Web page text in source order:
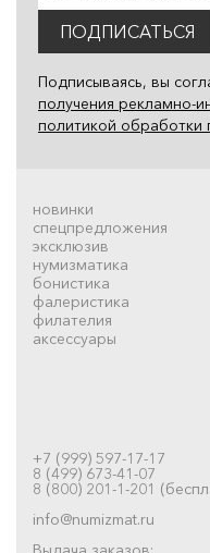
ПОДПИСАТЬСЯ
Подписываясь, вы
получения рекламно-
политикой обработки
новинки
спецпредложения
эксклюзив
нумизматика
бонистика
фалеристика
филателия
аксессуары
+7 (999) 597-17-17
8 (499) 673-41-07
8 (800) 201-1-201
info@numizmat.ru